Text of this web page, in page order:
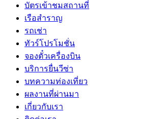
บัตรเข้าชมสถานที่
เรือสำราญ
รถเช่า
ทัวร์โปรโมชั่น
จองตั๋วเครื่องบิน
บริการยื่นวีซ่า
บทความท่องเที่ยว
ผลงานที่ผ่านมา
เกี่ยวกับเรา